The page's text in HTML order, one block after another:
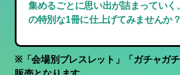
集めるごとに思い出が詰まっていく
の特別な1冊に仕上げてみませんか？
※「会場別ブレスレット」「ガチャガ